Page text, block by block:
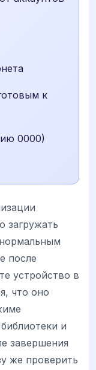
к
0000)
загружать
после
устройство в
что оно
и
завершения
же проверить